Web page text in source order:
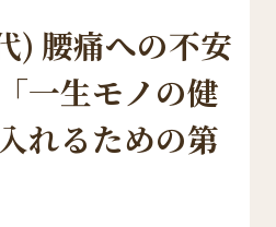
予約はこちら
) 腰痛への不安
一生モノの健
れるための第